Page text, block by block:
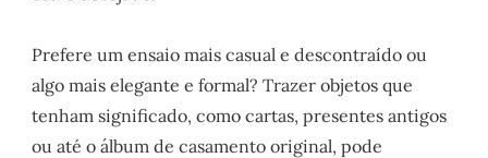
Prefere um ensaio mais casual e descontraído ou
algo mais elegante e formal? Trazer objetos que
tenham significado, como cartas, presentes antigos
ou até o álbum de casamento original, pode